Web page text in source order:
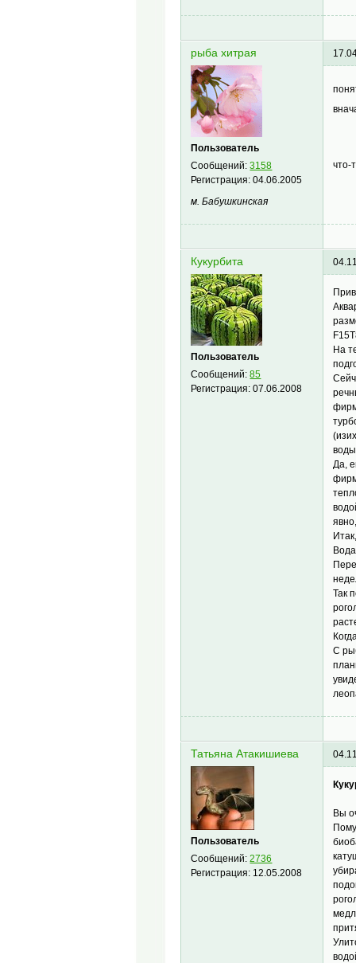
рыба хитрая
Пользователь
Сообщений:3158
Регистрация:04.06.2005
м. Бабушкинская
что-
Кукурбита
Пользователь
Сообщений:85
Регистрация:07.06.2008
На
Да,
Так
С
Татьяна Атакишиева
Пользователь
Сообщений:2736
Регистрация: 12.05.2008
Вы